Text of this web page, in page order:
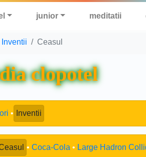
junior meditatii
Inventii Ceasul
clopotel
Inventii
Coca-Cola
Large Hadron